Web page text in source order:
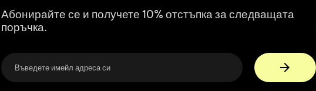
Абонирайте се и получете 10% отстъпка за следващата
поръчка.